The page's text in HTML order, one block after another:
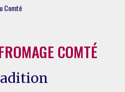
Comté
COMTÉ